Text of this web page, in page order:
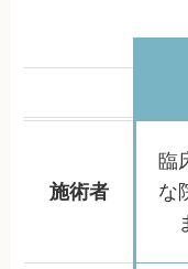
施術者
臨
な